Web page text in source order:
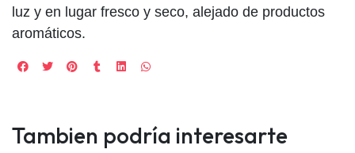
luz y en lugar fresco y seco, alejado de productos
aromáticos.
Tambien podría interesarte